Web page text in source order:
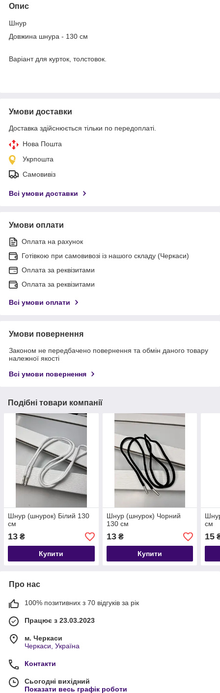
Опис
Шнур
Довжина шнура - 130 см
Варіант для курток, толстовок.
Умови доставки
Доставка здійснюється тільки по передоплаті.
Нова Пошта
Укрпошта
Самовивіз
Всі умови доставки
Умови оплати
Оплата на рахунок
Готівкою при самовивозі із нашого складу (Черкаси)
Оплата за реквізитами
Оплата за реквізитами
Всі умови оплати
Умови повернення
Законом не передбачено повернення та обмін даного товару
належної якості
Всі умови повернення
Подібні товари компанії
Шнур (шнурок) Білий 130
см
13 ₴
Купити
Шнур (шнурок) Чорний
130 см
13₴
Купити
см
15
Про нас
100% позитивних з 70 відгуків за рік
Працює з 23.03.2023
м. Черкаси
Черкаси, Україна
Контакти
Сьогодні вихідний
Показати весь графік роботи